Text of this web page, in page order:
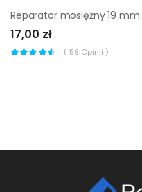
17,00 zł
( 59 Opinii )